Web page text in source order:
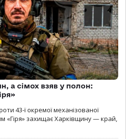
а сімох взяв у полон:
43-ї окремої механізованої
«Гіря» захищає Харківщину — край,